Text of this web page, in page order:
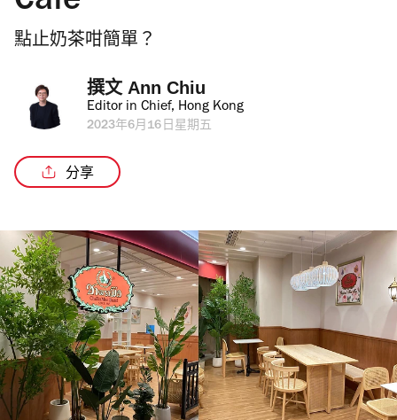
點止奶茶咁簡單？
撰文 Ann Chiu
Editor in Chief, Hong Kong
2023年6月16日星期五
分享